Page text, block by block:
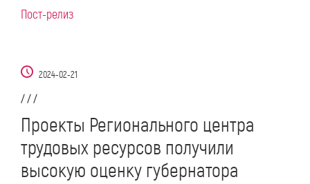
Пост-релиз
2024-02-21
/ / /
Проекты Регионального центра
трудовых ресурсов получили
высокую оценку губернатора